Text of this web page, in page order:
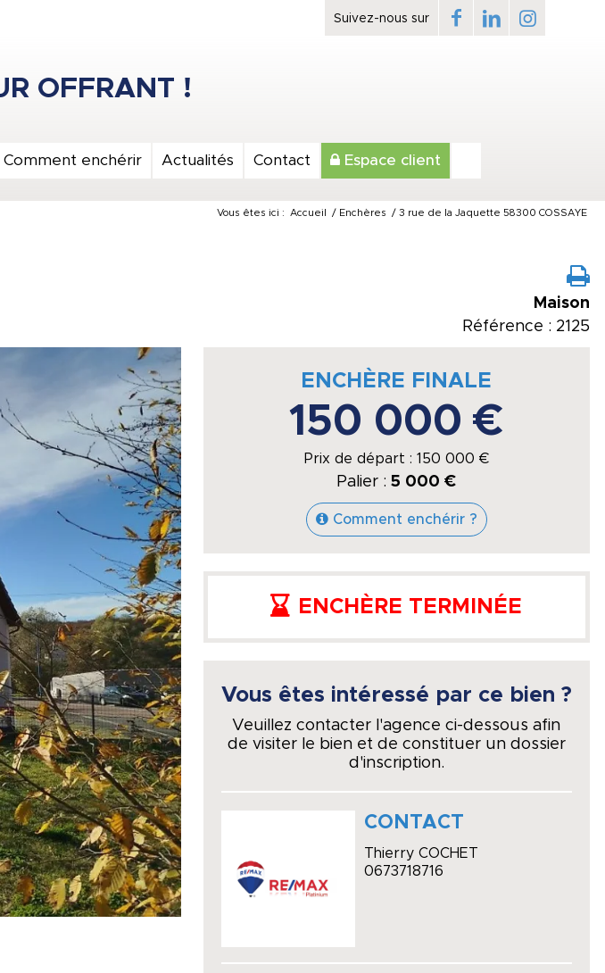
Comment enchérir Actualités Contact Espace client
Vous êtes ici : Accueil / Enchères / 3 rue de la Jaquette 58300 COSSAYE
Maison
Référence : 2125
ENCHÈRE FINALE
150 000 €
Prix de départ : 150 000 €
Palier :5 000 €
Comment enchérir ?
ENCHÈRE TERMINÉE
Vous êtes intéressé par ce bien ?
Veuillez contacter l'agence ci-dessous afin
de visiter le bien et de constituer un dossier
d'inscription.
CONTACT
Thierry COCHET
0673718716